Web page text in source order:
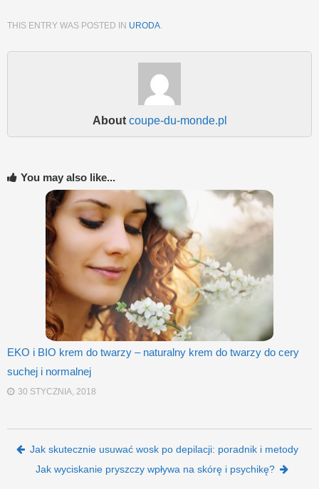
THIS ENTRY WAS POSTED IN URODA
About coupe-du-monde.pl
You may also like...
EKO i BIO krem do twarzy – naturalny krem do twarzy do cery
suchej i normalnej
30 STYCZNIA, 2018
Post navigation
Jak skutecznie usuwać wosk po depilacji: poradnik i metody
Jak wyciskanie pryszczy wpływa na skórę i psychikę?